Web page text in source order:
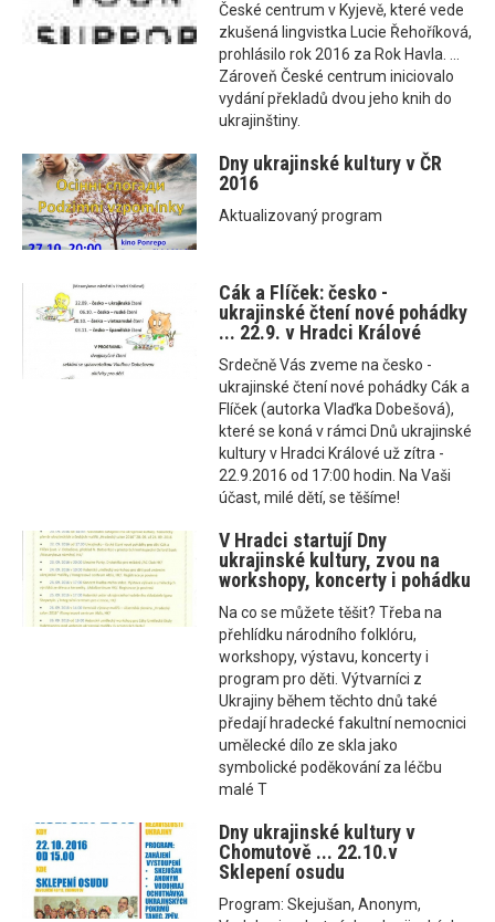
České centrum v Kyjevě, které vede
zkušená lingvistka Lucie Řehoříková,
prohlásilo rok 2016 za Rok Havla. ...
Zároveň České centrum iniciovalo
vydání překladů dvou jeho knih do
ukrajinštiny.
Dny ukrajinské kultury v ČR
2016
Aktualizovaný program
Cák a Flíček: česko -
ukrajinské čtení nové pohádky
... 22.9. v Hradci Králové
Srdečně Vás zveme na česko -
ukrajinské čtení nové pohádky Cák a
Flíček (autorka Vlaďka Dobešová),
které se koná v rámci Dnů ukrajinské
kultury v Hradci Králové už zítra -
22.9.2016 od 17:00 hodin. Na Vaši
účast, milé dětí, se těšíme!
V Hradci startují Dny
ukrajinské kultury, zvou na
workshopy, koncerty i pohádku
Na co se můžete těšit? Třeba na
přehlídku národního folklóru,
workshopy, výstavu, koncerty i
program pro děti. Výtvarníci z
Ukrajiny během těchto dnů také
předají hradecké fakultní nemocnici
umělecké dílo ze skla jako
symbolické poděkování za léčbu
malé T
Dny ukrajinské kultury v
Chomutově ... 22.10.v
Sklepení osudu
Program: Skejušan, Anonym,